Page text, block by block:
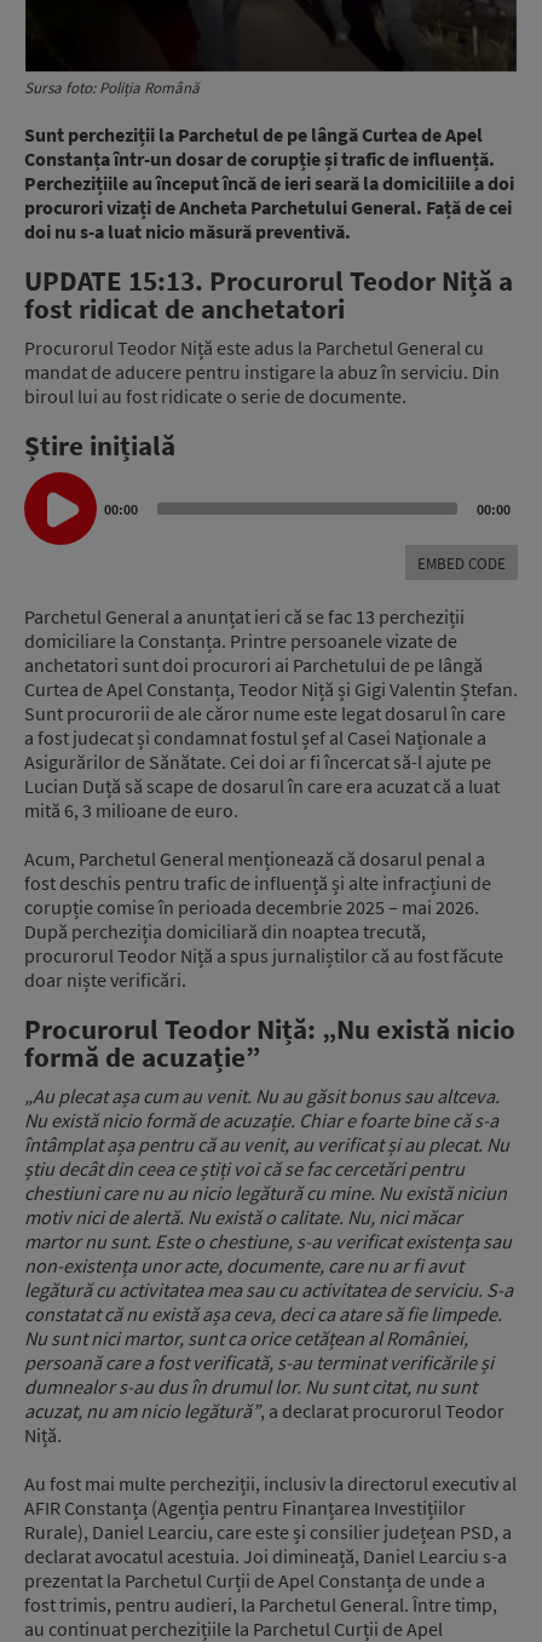
Sursa foto: Poliția Română
Sunt percheziții la Parchetul de pe lângă Curtea de Apel
Constanța într-un dosar de corupție și trafic de influență.
Perchezițiile au început încă de ieri seară la domiciliile a doi
procurori vizați de Ancheta Parchetului General. Față de cei
doi nu s-a luat nicio măsură preventivă.
UPDATE 15:13. Procurorul Teodor Niță a
fost ridicat de anchetatori
Procurorul Teodor Niță este adus la Parchetul General cu
mandat de aducere pentru instigare la abuz în serviciu. Din
biroul lui au fost ridicate o serie de documente.
Știre inițială
Audio
Player
00:00 00:00
EMBED CODE
Parchetul General a anunțat ieri că se fac 13 percheziții
domiciliare la Constanța. Printre persoanele vizate de
anchetatori sunt doi procurori ai Parchetului de pe lângă
Curtea de Apel Constanța, Teodor Niță și Gigi Valentin Ștefan.
Sunt procurorii de ale căror nume este legat dosarul în care
a fost judecat și condamnat fostul șef al Casei Naționale a
Asigurărilor de Sănătate. Cei doi ar fi încercat să-l ajute pe
Lucian Duță să scape de dosarul în care era acuzat că a luat
mită 6, 3 milioane de euro.
Acum, Parchetul General menționează că dosarul penal a
fost deschis pentru trafic de influență și alte infracțiuni de
corupție comise în perioada decembrie 2025 – mai 2026.
După percheziția domiciliară din noaptea trecută,
procurorul Teodor Niță a spus jurnaliștilor că au fost făcute
doar niște verificări.
Procurorul Teodor Niță: „Nu există nicio
formă de acuzație”
„Au plecat așa cum au venit. Nu au găsit bonus sau altceva.
Nu există nicio formă de acuzație. Chiar e foarte bine că s-a
întâmplat așa pentru că au venit, au verificat și au plecat. Nu
știu decât din ceea ce știți voi că se fac cercetări pentru
chestiuni care nu au nicio legătură cu mine. Nu există niciun
motiv nici de alertă. Nu există o calitate. Nu, nici măcar
martor nu sunt. Este o chestiune, s-au verificat existența sau
non-existența unor acte, documente, care nu ar fi avut
legătură cu activitatea mea sau cu activitatea de serviciu. S-a
constatat că nu există așa ceva, deci ca atare să fie limpede.
Nu sunt nici martor, sunt ca orice cetățean al României,
persoană care a fost verificată, s-au terminat verificările și
dumnealor s-au dus în drumul lor. Nu sunt citat, nu sunt
acuzat, nu am nicio legătură”, a declarat procurorul Teodor
Niță.
Au fost mai multe percheziții, inclusiv la directorul executiv al
AFIR Constanța (Agenția pentru Finanțarea Investițiilor
Rurale), Daniel Learciu, care este și consilier județean PSD, a
declarat avocatul acestuia. Joi dimineață, Daniel Learciu s-a
prezentat la Parchetul Curții de Apel Constanța de unde a
fost trimis, pentru audieri, la Parchetul General. Între timp,
au continuat perchezițiile la Parchetul Curții de Apel